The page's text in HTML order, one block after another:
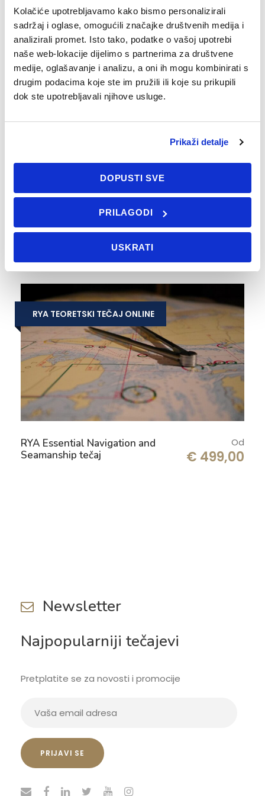
Kolačiće upotrebljavamo kako bismo personalizirali
sadržaj i oglase, omogućili značajke društvenih medija i
analizirali promet. Isto tako, podatke o vašoj upotrebi
naše web-lokacije dijelimo s partnerima za društvene
medije, oglašavanje i analizu, a oni ih mogu kombinirati s
drugim podacima koje ste im pružili ili koje su prikupili
dok ste upotrebljavali njihove usluge.
Prikaži detalje
DOPUSTI SVE
PRILAGODI
USKRATI
🎅⚓ … i ostavio nam ovu poruku
Dragi jedriličari, Sretan Božić i sretna Nova 2026! 🎄
✨ Nadamo se da su vam blagdani puni dobrih ljudi,
dobre hrane...
Saznajte više
Programi jedrenja
Pogledajte sve programe
RYA TEORETSKI TEČAJ ONLINE
RYA Essential Navigation and
Seamanship tečaj
Od
€ 499,00
Newsletter
Najpopularniji tečajevi
Pretplatite se za novosti i promocije